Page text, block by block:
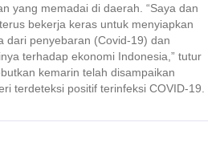
yang memadai di daerah. “Saya dan
bekerja keras untuk menyiapkan
dari penyebaran (Covid-19) dan
terhadap ekonomi Indonesia,” tutur
kemarin telah disampaikan
terdeteksi positif terinfeksi COVID-19.